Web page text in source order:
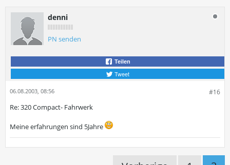
denni
PN senden
Teilen
Tweet
#16
06.08.2003, 08:56
Re: 320 Compact- Fahrwerk
Meine erfahrungen sind 5Jahre